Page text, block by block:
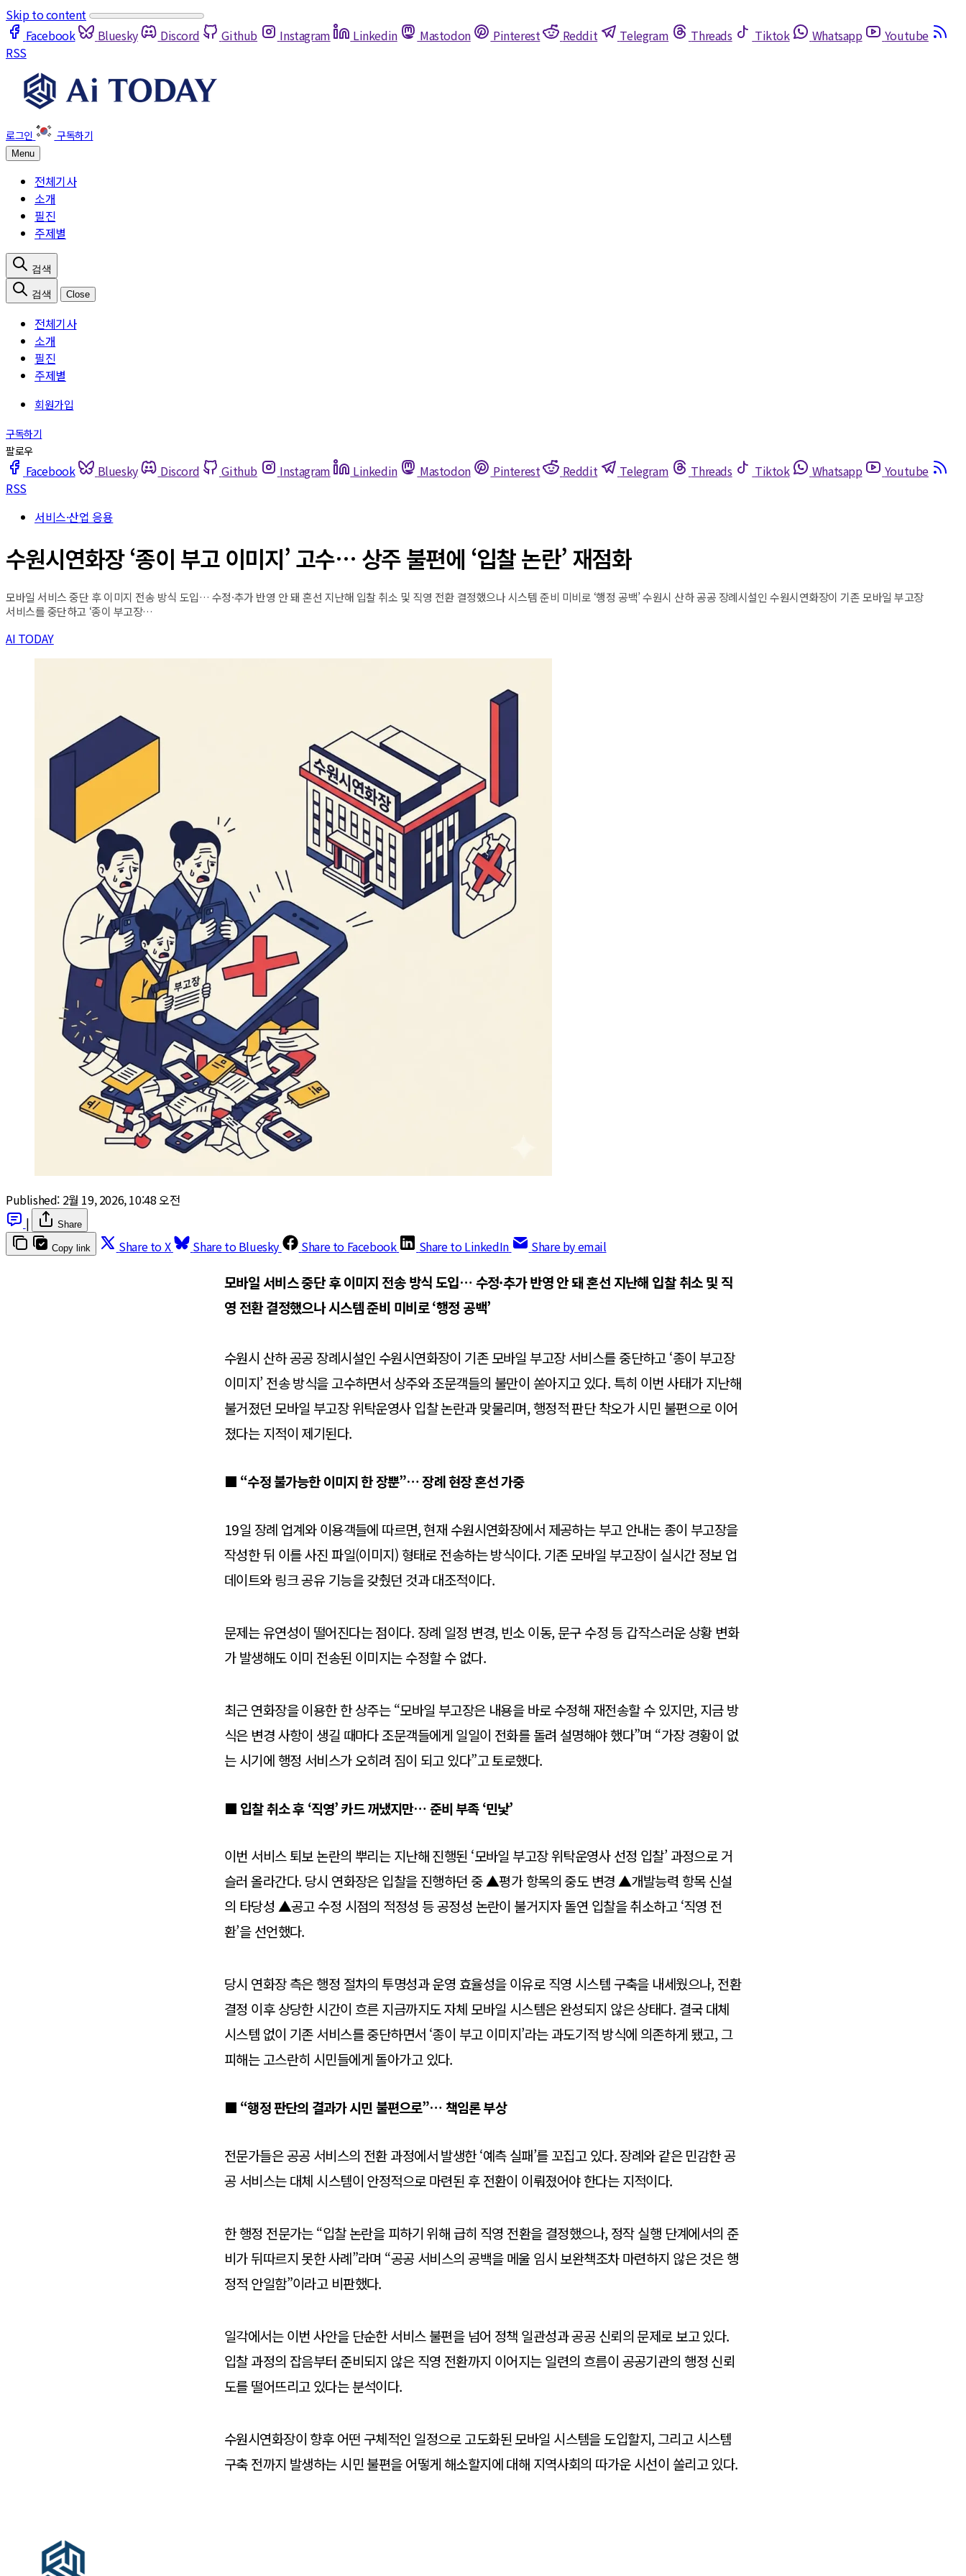
Skip to content
Facebook
Bluesky Discord Github Instagram Linkedin Mastodon Pinterest Reddit Telegram Threads Tiktok Whatsapp
Youtube
RSS
Menu
전체기사
소개
필진
주제별
Close
전체기사
소개
필진
주제별
Facebook Bluesky Discord Github Instagram Linkedin Mastodon Pinterest Reddit Telegram Threads Tiktok Whatsapp
Youtube
RSS
서비스·산업 응용
수원시연화장 ‘종이 부고 이미지’ 고수… 상주 불편에 ‘입찰 논란’ 재점화
모바일 서비스 중단 후 이미지 전송 방식 도입… 수정·추가 반영 안 돼 혼선 지난해 입찰 취소 및 직영 전환 결정했으나 시스템 준비 미비로 ‘행정 공백’ 수원시 산하 공공 장례시설인 수원시연화장이 기존 모바일 부고장
서비스를 중단하고 ‘종이 부고장…
AI TODAY
Published: 2월 19, 2026, 10:48 오전
|
Share
Copy link Share to X Share to Bluesky Share to Facebook Share to LinkedIn Share by email
모바일 서비스 중단 후 이미지 전송 방식 도입… 수정·추가 반영 안 돼 혼선지난해 입찰 취소 및 직
영 전환 결정했으나 시스템 준비 미비로 ‘행정 공백’
수원시 산하 공공 장례시설인 수원시연화장이 기존 모바일 부고장 서비스를 중단하고 ‘종이 부고장
이미지’ 전송 방식을 고수하면서 상주와 조문객들의 불만이 쏟아지고 있다. 특히 이번 사태가 지난해
불거졌던 모바일 부고장 위탁운영사 입찰 논란과 맞물리며, 행정적 판단 착오가 시민 불편으로 이어
졌다는 지적이 제기된다.
■ “수정 불가능한 이미지 한 장뿐”… 장례 현장 혼선 가중
19일 장례 업계와 이용객들에 따르면, 현재 수원시연화장에서 제공하는 부고 안내는 종이 부고장을
작성한 뒤 이를 사진 파일(이미지) 형태로 전송하는 방식이다. 기존 모바일 부고장이 실시간 정보 업
데이트와 링크 공유 기능을 갖췄던 것과 대조적이다.
문제는 유연성이 떨어진다는 점이다. 장례 일정 변경, 빈소 이동, 문구 수정 등 갑작스러운 상황 변화
가 발생해도 이미 전송된 이미지는 수정할 수 없다.
최근 연화장을 이용한 한 상주는 “모바일 부고장은 내용을 바로 수정해 재전송할 수 있지만, 지금 방
식은 변경 사항이 생길 때마다 조문객들에게 일일이 전화를 돌려 설명해야 했다”며 “가장 경황이 없
는 시기에 행정 서비스가 오히려 짐이 되고 있다”고 토로했다.
■ 입찰 취소 후 ‘직영’ 카드 꺼냈지만… 준비 부족 ‘민낯’
이번 서비스 퇴보 논란의 뿌리는 지난해 진행된 ‘모바일 부고장 위탁운영사 선정 입찰’ 과정으로 거
슬러 올라간다. 당시 연화장은 입찰을 진행하던 중 ▲평가 항목의 중도 변경 ▲개발능력 항목 신설
의 타당성 ▲공고 수정 시점의 적정성 등 공정성 논란이 불거지자 돌연 입찰을 취소하고 ‘직영 전
환’을 선언했다.
당시 연화장 측은 행정 절차의 투명성과 운영 효율성을 이유로 직영 시스템 구축을 내세웠으나, 전환
결정 이후 상당한 시간이 흐른 지금까지도 자체 모바일 시스템은 완성되지 않은 상태다. 결국 대체
시스템 없이 기존 서비스를 중단하면서 ‘종이 부고 이미지’라는 과도기적 방식에 의존하게 됐고, 그
피해는 고스란히 시민들에게 돌아가고 있다.
■ “행정 판단의 결과가 시민 불편으로”… 책임론 부상
전문가들은 공공 서비스의 전환 과정에서 발생한 ‘예측 실패’를 꼬집고 있다. 장례와 같은 민감한 공
공 서비스는 대체 시스템이 안정적으로 마련된 후 전환이 이뤄졌어야 한다는 지적이다.
한 행정 전문가는 “입찰 논란을 피하기 위해 급히 직영 전환을 결정했으나, 정작 실행 단계에서의 준
비가 뒤따르지 못한 사례”라며 “공공 서비스의 공백을 메울 임시 보완책조차 마련하지 않은 것은 행
정적 안일함”이라고 비판했다.
일각에서는 이번 사안을 단순한 서비스 불편을 넘어 정책 일관성과 공공 신뢰의 문제로 보고 있다.
입찰 과정의 잡음부터 준비되지 않은 직영 전환까지 이어지는 일련의 흐름이 공공기관의 행정 신뢰
도를 떨어뜨리고 있다는 분석이다.
수원시연화장이 향후 어떤 구체적인 일정으로 고도화된 모바일 시스템을 도입할지, 그리고 시스템
구축 전까지 발생하는 시민 불편을 어떻게 해소할지에 대해 지역사회의 따가운 시선이 쏠리고 있다.